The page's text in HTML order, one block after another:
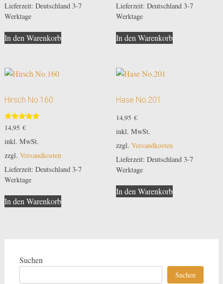
Lieferzeit: Deutschland 3-7
Werktage
In den Warenkorb
Lieferzeit: Deutschland 3-7
Werktage
In den Warenkorb
Hirsch No.160
Bewertet
mit
5.00
von 5
14,95 €
inkl. MwSt.
zzgl. Versandkosten
Lieferzeit: Deutschland 3-7
Werktage
In den Warenkorb
Hase No.201
14,95 €
inkl. MwSt.
zzgl. Versandkosten
Lieferzeit: Deutschland 3-7
Werktage
In den Warenkorb
Suchen
Suchen